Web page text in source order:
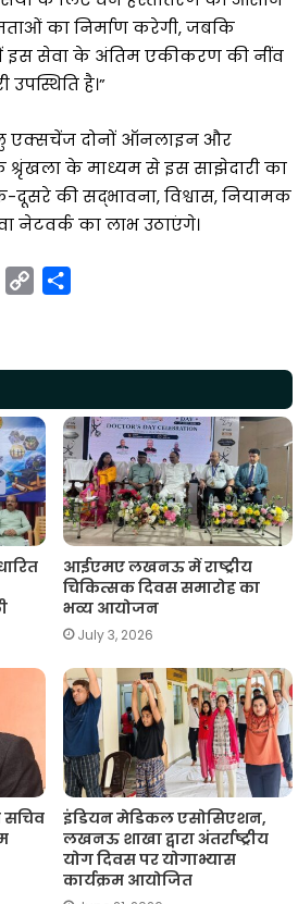
का निर्माण करेगी, जबकि
इस सेवा के अंतिम एकीकरण की नींव
उपस्थिति है।”
एक्सचेंज दोनों ऑनलाइन और
के माध्यम से इस साझेदारी का
की सद्भावना, विश्वास, नियामक
नेटवर्क का लाभ उठाएंगे।
y
i
n
k
r
आईएमए लखनऊ में राष्ट्रीय
चिकित्सक दिवस समारोह का
भव्य आयोजन
July 3, 2026
सचिव
इंडियन मेडिकल एसोसिएशन,
लखनऊ शाखा द्वारा अंतर्राष्ट्रीय
योग दिवस पर योगाभ्यास
कार्यक्रम आयोजित